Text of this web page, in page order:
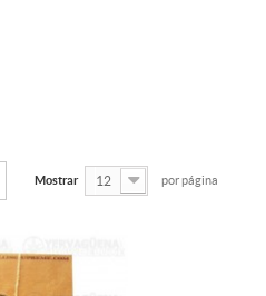
Mostrar 12 por página